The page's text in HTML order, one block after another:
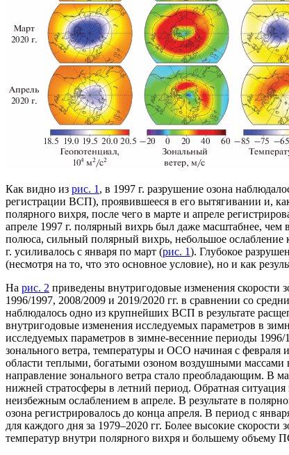
Как видно из рис. 1 , в 1997 г. разрушение озона
регистрации ВСП), проявившееся в его вытягивании и,
полярного вихря, после чего в марте и апреле
апреле 1997 г. полярный вихрь был даже масштабнее,
полюса, сильный полярный вихрь, небольшое ослабление
г. усиливалось с января по март (рис. 1). Глубокое
(несмотря на то, что это основное условие), но и как
На рис. 2 приведены внутригодовые изменения
1996/1997, 2008/2009 и 2019/2020 гг. в сравнении со
наблюдалось одно из крупнейших ВСП в результате
внутригодовые изменения исследуемых параметров в
исследуемых параметров в зимне-весенние периоды
зонального ветра, температуры и ОСО начиная с
области теплыми, богатыми озоном воздушными массами в
направление зонального ветра стало преобладающим. В
нижней стратосферы в летний период. Обратная
неизбежным ослаблением в апреле. В результате в
озона регистрировалось до конца апреля. В период с
для каждого дня за 1979–2020 гг. Более высокие
температур внутри полярного вихря и большему объему